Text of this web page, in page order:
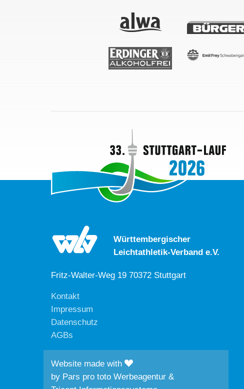
Württembergischer
Leichtathletik-Verband e.V.
Fritz-Walter-Weg 19 70372 Stuttgart
Kontakt
Impressum
Datenschutz
AGBs
Website made with
by Pars pro toto Werbeagentur &